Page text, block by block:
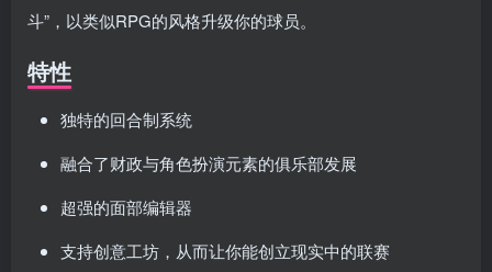
斗”，以类似RPG的风格升级你的球员。
特性
独特的回合制系统
融合了财政与角色扮演元素的俱乐部发展
超强的面部编辑器
支持创意工坊，从而让你能创立现实中的联赛